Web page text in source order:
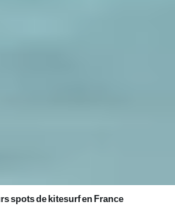
spots de kitesurf en France